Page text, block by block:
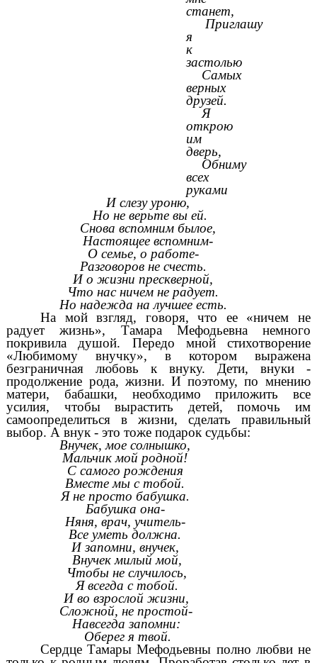
станет,
Приглашу
я
к
застолью
Самых
верных
друзей.
Я
открою
им
дверь,
Обниму
всех
руками
И слезу уроню,
Но не верьте вы ей.
Снова вспомним былое,
Настоящее вспомним-
О семье, о работе-
Разговоров не счесть.
И о жизни прескверной,
Что нас ничем не радует.
Но надежда на лучшее есть.
На мой взгляд, говоря, что ее «ничем не
радует жизнь», Тамара Мефодьевна немного
покривила душой. Передо мной стихотворение
«Любимому внучку», в котором выражена
безграничная любовь к внуку. Дети, внуки -
продолжение рода, жизни. И поэтому, по мнению
матери, бабашки, необходимо приложить все
усилия, чтобы вырастить детей, помочь им
самоопределиться в жизни, сделать правильный
выбор. А внук - это тоже подарок судьбы:
Внучек, мое солнышко,
Мальчик мой родной!
С самого рождения
Вместе мы с тобой.
Я не просто бабушка.
Бабушка она-
Няня, врач, учитель-
Все уметь должна.
И запомни, внучек,
Внучек милый мой,
Чтобы не случилось,
Я всегда с тобой.
И во взрослой жизни,
Сложной, не простой-
Навсегда запомни:
Оберег я твой.
Сердце Тамары Мефодьевны полно любви не